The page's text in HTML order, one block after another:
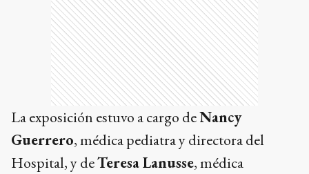
La exposición estuvo a cargo deNancy
Guerrero, médica pediatra y directora del
Hospital, y deTeresa Lanusse, médica